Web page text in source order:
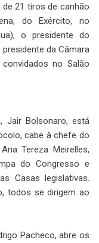
21 tiros de canhão
do Exército, no
o presidente do
da Câmara
no Salão
Jair Bolsonaro, está
cabe à chefe do
Tereza Meirelles,
do Congresso e
Casas legislativas.
todos se dirigem ao
Pacheco, abre os